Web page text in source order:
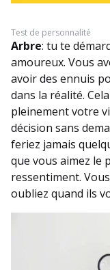
Test de personnalité
Arbre: tu te
amoureux. Vous
avoir des ennuis
dans la réalité.
pleinement votre
décision sans
feriez jamais
que vous aimez le
ressentiment.
oubliez quand ils